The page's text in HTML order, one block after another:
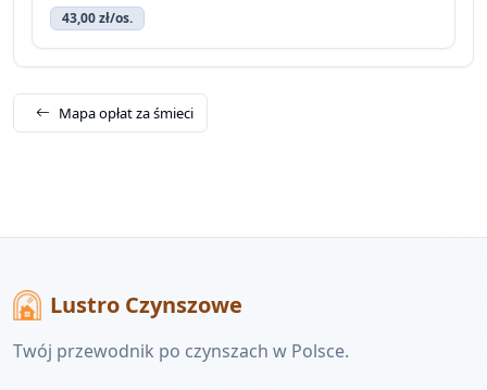
43,00 zł/os.
Mapa opłat za śmieci
Lustro Czynszowe
Twój przewodnik po czynszach w Polsce.